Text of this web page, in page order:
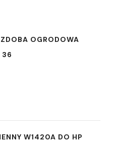
OGRODOWA
36
W1420A DO HP